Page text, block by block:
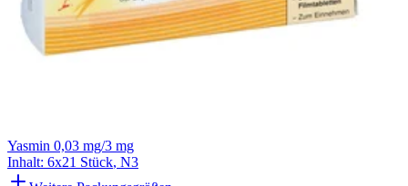
Yasmin 0,03 mg/3 mg
Inhalt: 6x21 Stück, N3